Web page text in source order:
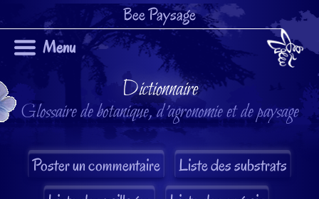
Bee Paysage
Menu
Dictionnaire
Glossaire de botanique, d'agronomie et de paysage
Liste des substrats